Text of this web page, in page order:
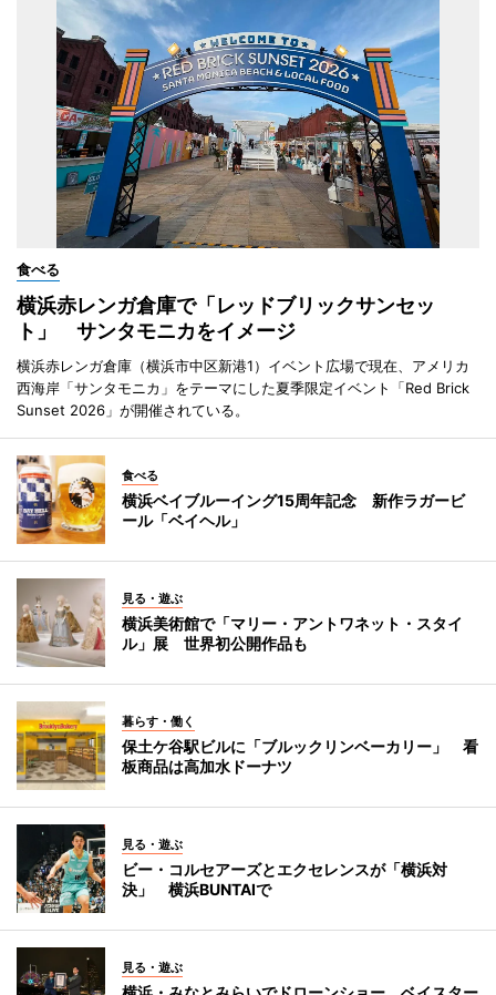
食べる
横浜赤レンガ倉庫で「レッドブリックサンセッ
ト」 サンタモニカをイメージ
横浜赤レンガ倉庫（横浜市中区新港1）イベント広場で現在、アメリカ
西海岸「サンタモニカ」をテーマにした夏季限定イベント「Red Brick
Sunset 2026」が開催されている。
食べる
横浜ベイブルーイング15周年記念 新作ラガービ
ール「ベイヘル」
見る・遊ぶ
横浜美術館で「マリー・アントワネット・スタイ
ル」展 世界初公開作品も
暮らす・働く
保土ケ谷駅ビルに「ブルックリンベーカリー」 看
板商品は高加水ドーナツ
見る・遊ぶ
ビー・コルセアーズとエクセレンスが「横浜対
決」 横浜BUNTAIで
見る・遊ぶ